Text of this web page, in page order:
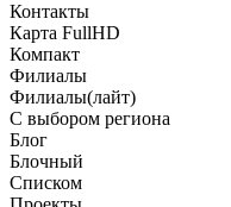
Контакты
Карта FullHD
Компакт
Филиалы
Филиалы(лайт)
С выбором региона
Блог
Блочный
Списком